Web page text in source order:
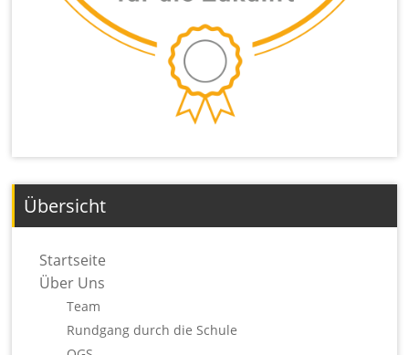
Übersicht
Startseite
Über Uns
Team
Rundgang durch die Schule